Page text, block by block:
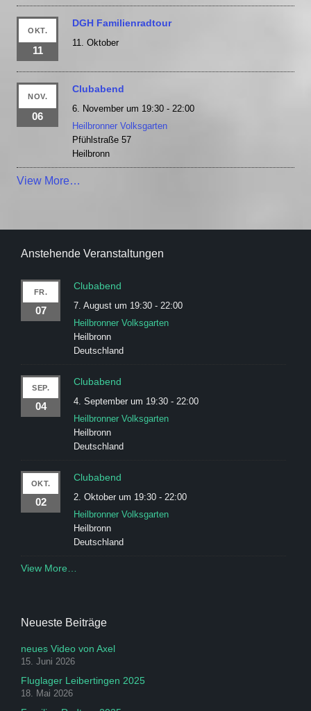
OKT.
11
DGH Familienradtour
11. Oktober
NOV.
06
Clubabend
6. November um 19:30 - 22:00
Heilbronner Volksgarten
Pfühlstraße 57
Heilbronn
View More…
Anstehende Veranstaltungen
FR.
07
Clubabend
7. August um 19:30 - 22:00
Heilbronner Volksgarten
Heilbronn
Deutschland
SEP.
04
Clubabend
4. September um 19:30 - 22:00
Heilbronner Volksgarten
Heilbronn
Deutschland
OKT.
02
Clubabend
2. Oktober um 19:30 - 22:00
Heilbronner Volksgarten
Heilbronn
Deutschland
View More…
Neueste Beiträge
neues Video von Axel
15. Juni 2026
Fluglager Leibertingen 2025
18. Mai 2026